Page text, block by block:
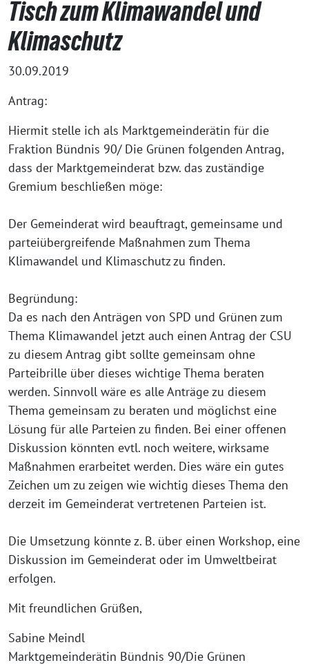
Tisch zum Klimawandel und
Klimaschutz
30.09.2019
Antrag:
Hiermit stelle ich als Marktgemeinderätin für die
Fraktion Bündnis 90/ Die Grünen folgenden Antrag,
dass der Marktgemeinderat bzw. das zuständige
Gremium beschließen möge:
Der Gemeinderat wird beauftragt, gemeinsame und
parteiübergreifende Maßnahmen zum Thema
Klimawandel und Klimaschutz zu finden.
Begründung:
Da es nach den Anträgen von SPD und Grünen zum
Thema Klimawandel jetzt auch einen Antrag der CSU
zu diesem Antrag gibt sollte gemeinsam ohne
Parteibrille über dieses wichtige Thema beraten
werden. Sinnvoll wäre es alle Anträge zu diesem
Thema gemeinsam zu beraten und möglichst eine
Lösung für alle Parteien zu finden. Bei einer offenen
Diskussion könnten evtl. noch weitere, wirksame
Maßnahmen erarbeitet werden. Dies wäre ein gutes
Zeichen um zu zeigen wie wichtig dieses Thema den
derzeit im Gemeinderat vertretenen Parteien ist.
Die Umsetzung könnte z. B. über einen Workshop, eine
Diskussion im Gemeinderat oder im Umweltbeirat
erfolgen.
Mit freundlichen Grüßen,
Sabine Meindl
Marktgemeinderätin Bündnis 90/Die Grünen